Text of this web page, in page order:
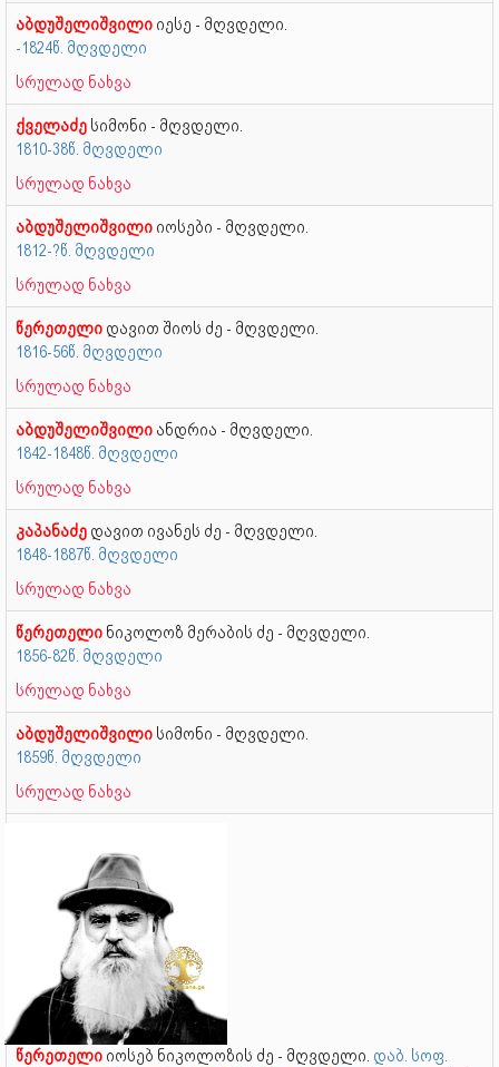
აბდუშელიშვილი იესე - მღვდელი.
-1824წ. მღვდელი
სრულად ნახვა
ქველაძე სიმონი - მღვდელი.
1810-38წ. მღვდელი
სრულად ნახვა
აბდუშელიშვილი იოსები - მღვდელი.
1812-?წ. მღვდელი
სრულად ნახვა
წერეთელი დავით შიოს ძე - მღვდელი.
1816-56წ. მღვდელი
სრულად ნახვა
აბდუშელიშვილი ანდრია - მღვდელი.
1842-1848წ. მღვდელი
სრულად ნახვა
კაპანაძე დავით ივანეს ძე - მღვდელი.
1848-1887წ. მღვდელი
სრულად ნახვა
წერეთელი ნიკოლოზ მერაბის ძე - მღვდელი.
1856-82წ. მღვდელი
სრულად ნახვა
აბდუშელიშვილი სიმონი - მღვდელი.
1859წ. მღვდელი
სრულად ნახვა
წერეთელი იოსებ ნიკოლოზის ძე - მღვდელი. დაბ. სოფ.